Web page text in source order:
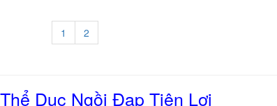
1 2
Dục Ngồi Đạp Tiện Lợi